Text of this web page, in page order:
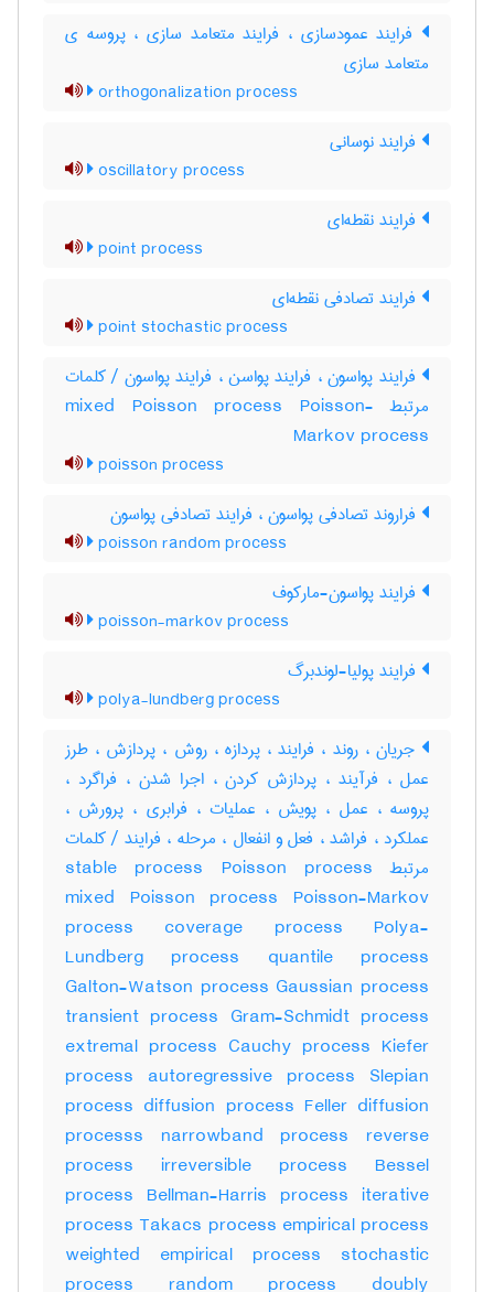
فرایند عمودسازی ، فرایند متعامد سازی ، پروسه ی
متعامد سازی
orthogonalization process
فرایند نوسانی
oscillatory process
فرایند نقطه‌ای
point process
فرایند تصادفی نقطه‌ای
point stochastic process
فرایند پواسون ، فرایند پواسن ، فرایند پواسون / کلمات
مرتبط mixed Poisson process Poisson-
Markov process
poisson process
فراروند تصادفی پواسون ، فرایند تصادفی پواسون
poisson random process
فرایند پواسون-مارکوف
poisson-markov process
فرایند پولیا-لوندبرگ
polya-lundberg process
جریان ، روند ، فرایند ، پردازه ، روش ، پردازش ، طرز
عمل ، فرآیند ، پردازش کردن ، اجرا شدن ، فراگرد ،
پروسه ، عمل ، پویش ، عملیات ، فرابری ، پرورش ،
عملکرد ، فراشد ، فعل و انفعال ، مرحله ، فرایند / کلمات
مرتبط stable process Poisson process
mixed Poisson process Poisson-Markov
process coverage process Polya-
Lundberg process quantile process
Galton-Watson process Gaussian process
transient process Gram-Schmidt process
extremal process Cauchy process Kiefer
process autoregressive process Slepian
process diffusion process Feller diffusion
processs narrowband process reverse
process irreversible process Bessel
process Bellman-Harris process iterative
process Takacs process empirical process
weighted empirical process stochastic
process random process doubly